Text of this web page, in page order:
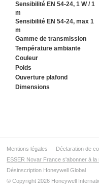
Sensibilité EN 54-24, 1 W / 1
m
Sensibilité EN 54-24, max 1
m
Gamme de transmission
Température ambiante
Couleur
Poids
Ouverture plafond
Dimensions
Mentions légales
Déclaration de
ESSER Novar France s'abonner à la
Désinscription Honeywell Global
© Copyright 2026 Honeywell